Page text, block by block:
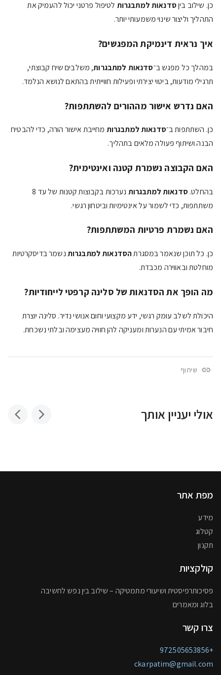
כן. שילוב ביןסדנאות למתבגרות לטיפול פרטני יכול להעמיק את
התהליך וליצור שינוי משמעותי יותר.
איך נראית דינמיקת המפגשים?
במהלך כל מפגש ב־סדנאות למתבגרות, משלבים שיח קבוצתי,
תרגילי מודעות, ביטוי יצירתי ופעילות חווייתית בהתאם לנושא הנלמד.
האם נדרש אישור מההורים להשתתפות?
כן. השתתפות ב־סדנאות למתבגרות מחייבת אישור הורה, כדי להבטיח
הבנה ושיתוף פעולה מלאים בתהליך.
האם הקבוצה נשמרת קטנה ואינטימית?
בהחלט.סדנאות למתבגרות
נערכות בקבוצות קטנות של עד 8
משתתפות, כדי לשמור על אינטימיות וביטחון רגשי.
האם נשמרת פרטיות המשתתפות?
כן. כל תוכן שנאמר במסגרתהסדנאות למתבגרותנשמר בדיסקרטיות
מוחלטת ובאווירה מכבדת.
מה הופך את הסדנאות של סלינה קרפטי לייחודיות?
היכולת לשלב עומק רגשי, ידע מקצועי וחום אנושי נדיר. סלינה יוצרת
חיבור אמיתי עם הנערות ומעניקה להן חוויה מעצימה ובלתי נשכחת.
שיתוף
אולי יעניין אותך
מפת אתר
מידע
קטלוג
תקנון
קולקציות
פסיכותרפיסטית ושיעורי מתמטיקה – שילוב בין נפש לחשיבה
בלוג ומאמרים
צרו קשר
+972505653856
ckarpatim@gmail.com